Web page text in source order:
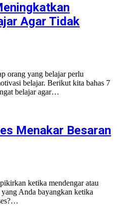
Agar Tidak
orang yang belajar perlu
belajar. Berikut kita bahas 7
belajar agar…
Menakar Besaran
ketika mendengar atau
Anda bayangkan ketika